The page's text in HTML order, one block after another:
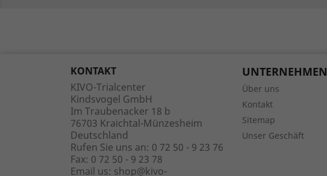
KONTAKT
KIVO-Trialcenter
Kindsvogel GmbH
Im Traubenacker 18 b
76703 Kraichtal-Münzesheim
Deutschland
Rufen Sie uns an: 0 72 50 - 9 23 76
Fax: 0 72 50 - 9 23 78
Email us: shop@kivo-
UNTERNEHMEN
Über uns
Kontakt
Sitemap
Unser Geschäft